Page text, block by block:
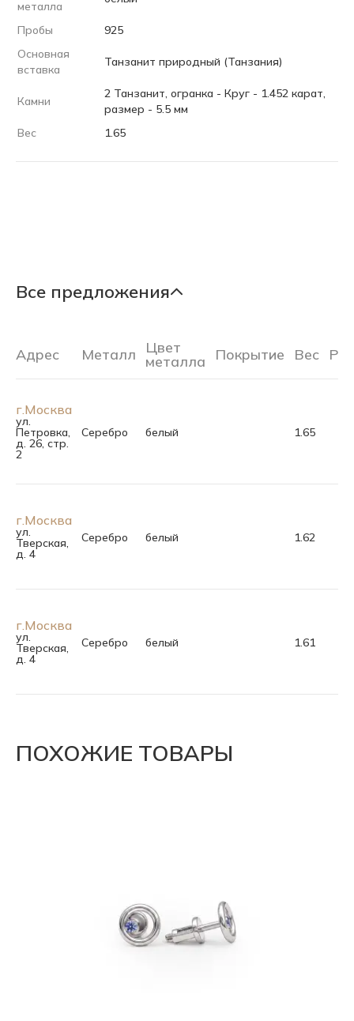
металла
Пробы
925
Основная
вставка
Танзанит природный (Танзания)
Камни
2 Танзанит, огранка - Круг - 1.452 карат,
размер - 5.5 мм
Вес
1.65
Все предложения
Адрес Металл Цвет
металла Покрытие Вес
г.Москва
ул.
Петровка,
д. 26, стр.
2
Серебро белый 1.65
г.Москва
ул.
Тверская,
д. 4
Серебро белый 1.62
г.Москва
ул.
Тверская,
д. 4
Серебро белый 1.61
ПОХОЖИЕ ТОВАРЫ